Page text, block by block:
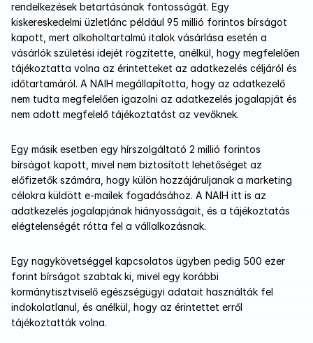
rendelkezések betartásának fontosságát. Egy
kiskereskedelmi üzletlánc például 95 millió forintos bírságot
kapott, mert alkoholtartalmú italok vásárlása esetén a
vásárlók születési idejét rögzítette, anélkül, hogy megfelelően
tájékoztatta volna az érintetteket az adatkezelés céljáról és
időtartamáról. A NAIH megállapította, hogy az adatkezelő
nem tudta megfelelően igazolni az adatkezelés jogalapját és
nem adott megfelelő tájékoztatást az vevőknek.
Egy másik esetben egy hírszolgáltató 2 millió forintos
bírságot kapott, mivel nem biztosított lehetőséget az
előfizetők számára, hogy külön hozzájáruljanak a marketing
célokra küldött e-mailek fogadásához. A NAIH itt is az
adatkezelés jogalapjának hiányosságait, és a tájékoztatás
elégtelenségét rótta fel a vállalkozásnak.
Egy nagykövetséggel kapcsolatos ügyben pedig 500 ezer
forint bírságot szabtak ki, mivel egy korábbi
kormánytisztviselő egészségügyi adatait használták fel
indokolatlanul, és anélkül, hogy az érintettet erről
tájékoztatták volna.